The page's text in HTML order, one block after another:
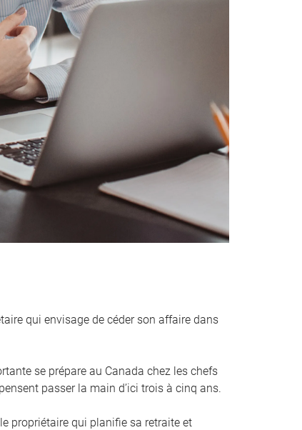
qui envisage de céder son affaire dans
se prépare au Canada chez les chefs
passer la main d’ici trois à cinq ans.
propriétaire qui planifie sa retraite et